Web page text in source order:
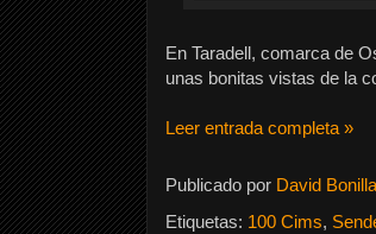
En Taradell, comarca de
unas bonitas vistas de la
Leer entrada completa »
Publicado por David Bonilla
Etiquetas: 100 Cims,